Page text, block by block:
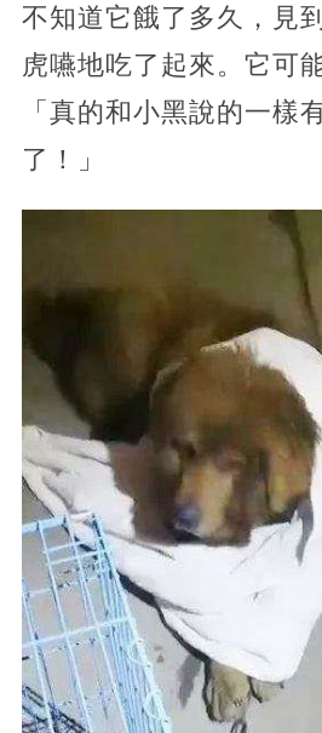
不知道它餓了多久，見
虎嚥地吃了起來。它可
「真的和小黑說的一樣
了！」